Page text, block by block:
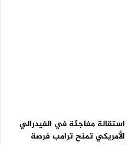
استقالة مفاجئة في الفيدرالي
الأمريكي تمنح ترامب فرصة